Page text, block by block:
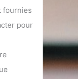
fournies
pour